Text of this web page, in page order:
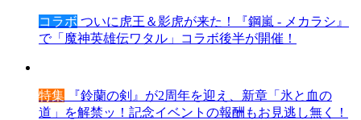
コラボ ついに虎王＆影虎が来た！『鋼嵐 - メカラシ』
で「魔神英雄伝ワタル」コラボ後半が開催！
特集 『鈴蘭の剣』が2周年を迎え、新章「氷と血の
道」を解禁ッ！記念イベントの報酬もお見逃し無く！